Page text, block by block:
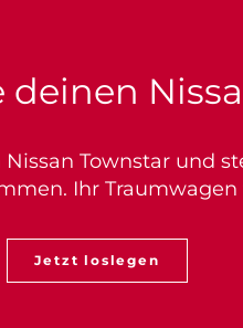
Townstar und
Ihr
Jetzt loslegen